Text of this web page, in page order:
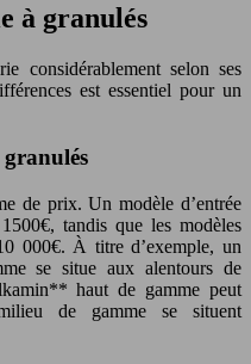
à granulés
considérablement selon ses
est essentiel pour un
granulés
de prix. Un modèle d’entrée
tandis que les modèles
000€. À titre d’exemple, un
se situe aux alentours de
haut de gamme peut
de gamme se situent